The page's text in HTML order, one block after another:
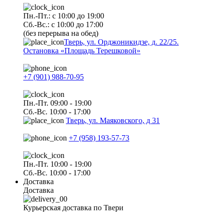
Пн.-Пт.: с 10:00 до 19:00
Сб.-Вс.: с 10:00 до 17:00
(без перерыва на обед)
Тверь, ул. Орджоникидзе, д. 22/25.
Остановка «Площадь Терешковой»
+7 (901) 988-70-95
Пн.-Пт. 09:00 - 19:00
Сб.-Вс. 10:00 - 17:00
Тверь, ул. Маяковского, д 31
+7 (958) 193-57-73
Пн.-Пт. 10:00 - 19:00
Сб.-Вс. 10:00 - 17:00
Доставка
Доставка
Курьерская доставка по Твери